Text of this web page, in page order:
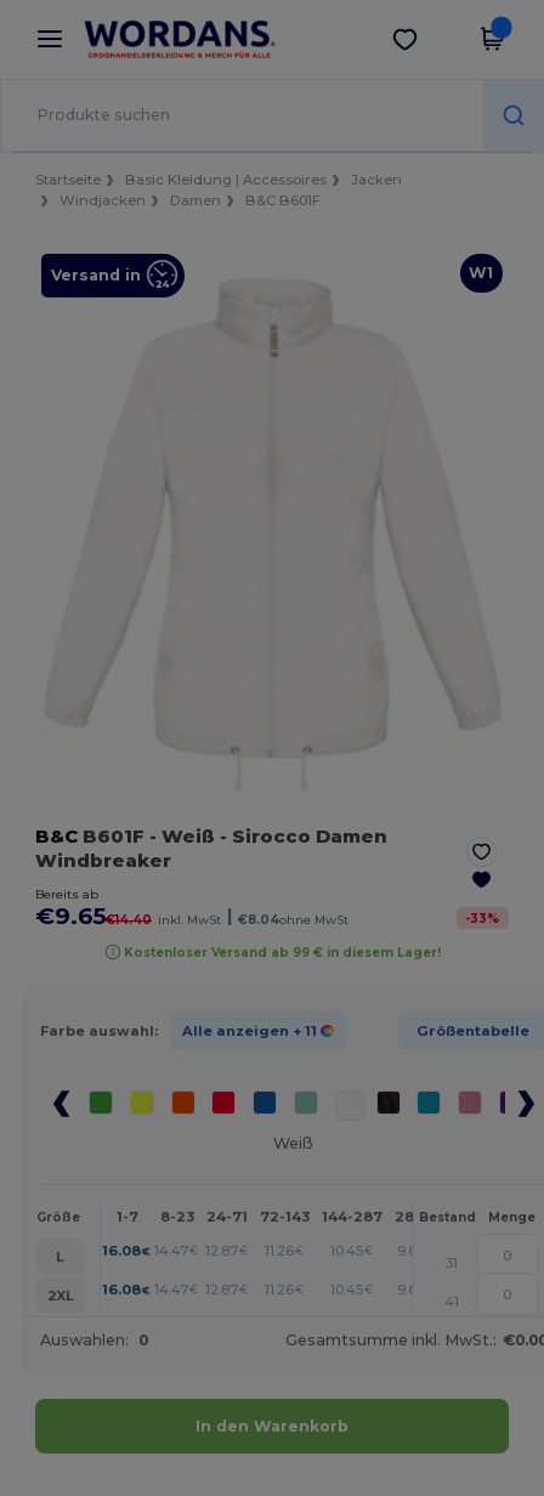
× Wordans App
Bessere Preise in der App!
App holen
Startseite Basic Kleidung | Accessoires
Jacken
Windjacken
Damen B&C B601F
W1
Versand in
B&C B601F - Weiß - Sirocco Damen
Windbreaker
Bereits ab
€9.65€14.40 inkl. MwSt | €8.04ohne MwSt -33%
Kostenloser Versand ab 99 € in diesem Lager!
Farbe auswahl: Alle anzeigen + 11 Größentabelle
Weiß
Größe 1-7 8-23 24-71 72-143 144-287 288 + Mehr
Bestand Menge
L 16.08€ 14.47€ 12.87€ 11.26€ 10.45€ 9.65
31
2XL
16.08€ 14.47€ 12.87€ 11.26€ 10.45€ 9.65
41
Auswahlen: 0 Gesamtsumme inkl. MwSt.:
In den Warenkorb